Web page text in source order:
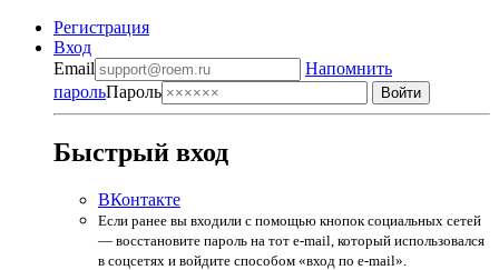
Регистрация
Вход
Email
Напомнить
парольПароль
Быстрый вход
ВКонтакте
Если ранее вы входили с помощью кнопок социальных сетей
— восстановите пароль на тот e-mail, который использовался
в соцсетях и войдите способом «вход по e-mail».